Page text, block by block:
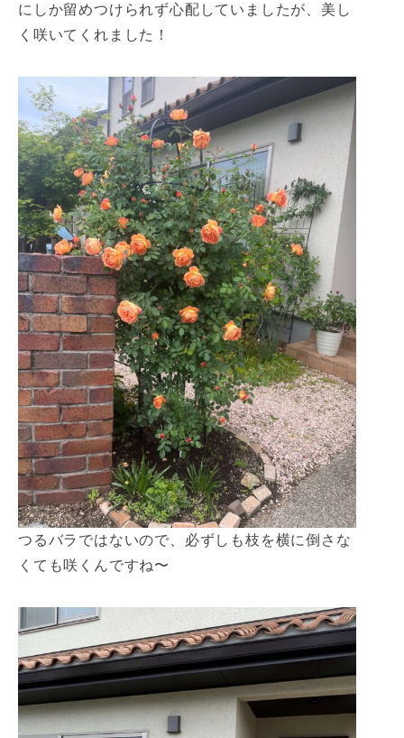
にしか留めつけられず心配していましたが、美し
く咲いてくれました！
つるバラではないので、必ずしも枝を横に倒さな
くても咲くんですね〜